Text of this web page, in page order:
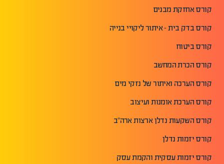
קורס אחזקת מבנים
קורס בדק בית - איתור ליקויי בנייה
קורס ביטוח
קורס הכרת המחשב
קורס הערכה ואיתור של נזקי מים
קורס הערכת אומנות ועיצוב
קורס השקעות נדלן ארצות ארה"ב
קורס יזמות נדלן
קורס יזמות עסקית והקמת עסק